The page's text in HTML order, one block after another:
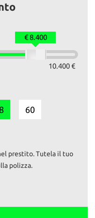
10.400 €
€ 8.400
60
prestito. Tutela il tuo
polizza.